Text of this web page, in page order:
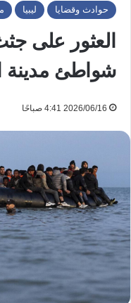
حوادث وقضايا ليبيا
شواطئ مدينة
2026/06/16 4:41 صباحًا